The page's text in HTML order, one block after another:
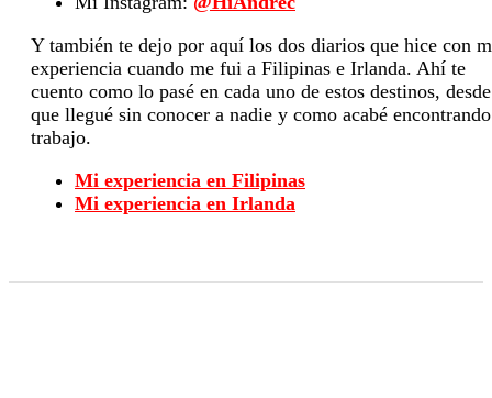
Y también te dejo por aquí los dos diarios que hice con
experiencia cuando me fui a Filipinas e Irlanda. Ahí te
cuento como lo pasé en cada uno de estos destinos, desde
que llegué sin conocer a nadie y como acabé encontrando
trabajo.
Mi experiencia en Filipinas
Mi experiencia en Irlanda